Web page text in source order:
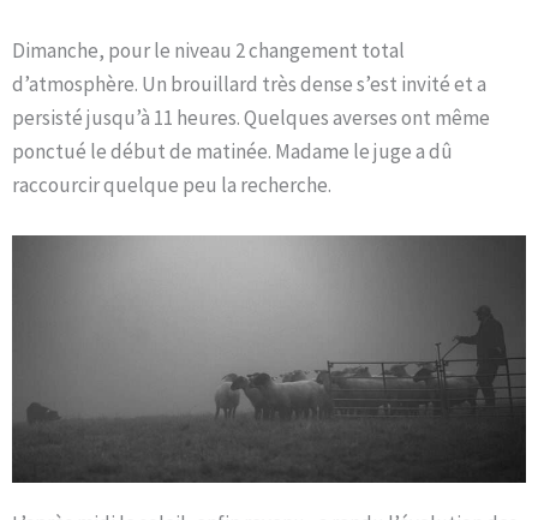
Dimanche, pour le niveau 2 changement total
d’atmosphère. Un brouillard très dense s’est invité et a
persisté jusqu’à 11 heures. Quelques averses ont même
ponctué le début de matinée. Madame le juge a dû
raccourcir quelque peu la recherche.